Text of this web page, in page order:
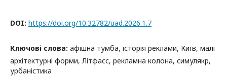
DOI: https://doi.org/10.32782/uad.2026.1.7
Ключові слова: афішна тумба, історія реклами, Київ, малі
архітектурні форми, Літфасс, рекламна колона, симулякр,
урбаністика